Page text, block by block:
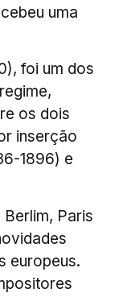
uma
foi um dos
os dois
inserção
1896) e
Paris
europeus.